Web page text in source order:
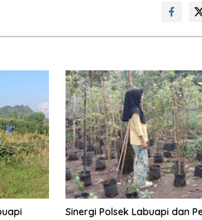
Sinergi Polsek Labuapi dan